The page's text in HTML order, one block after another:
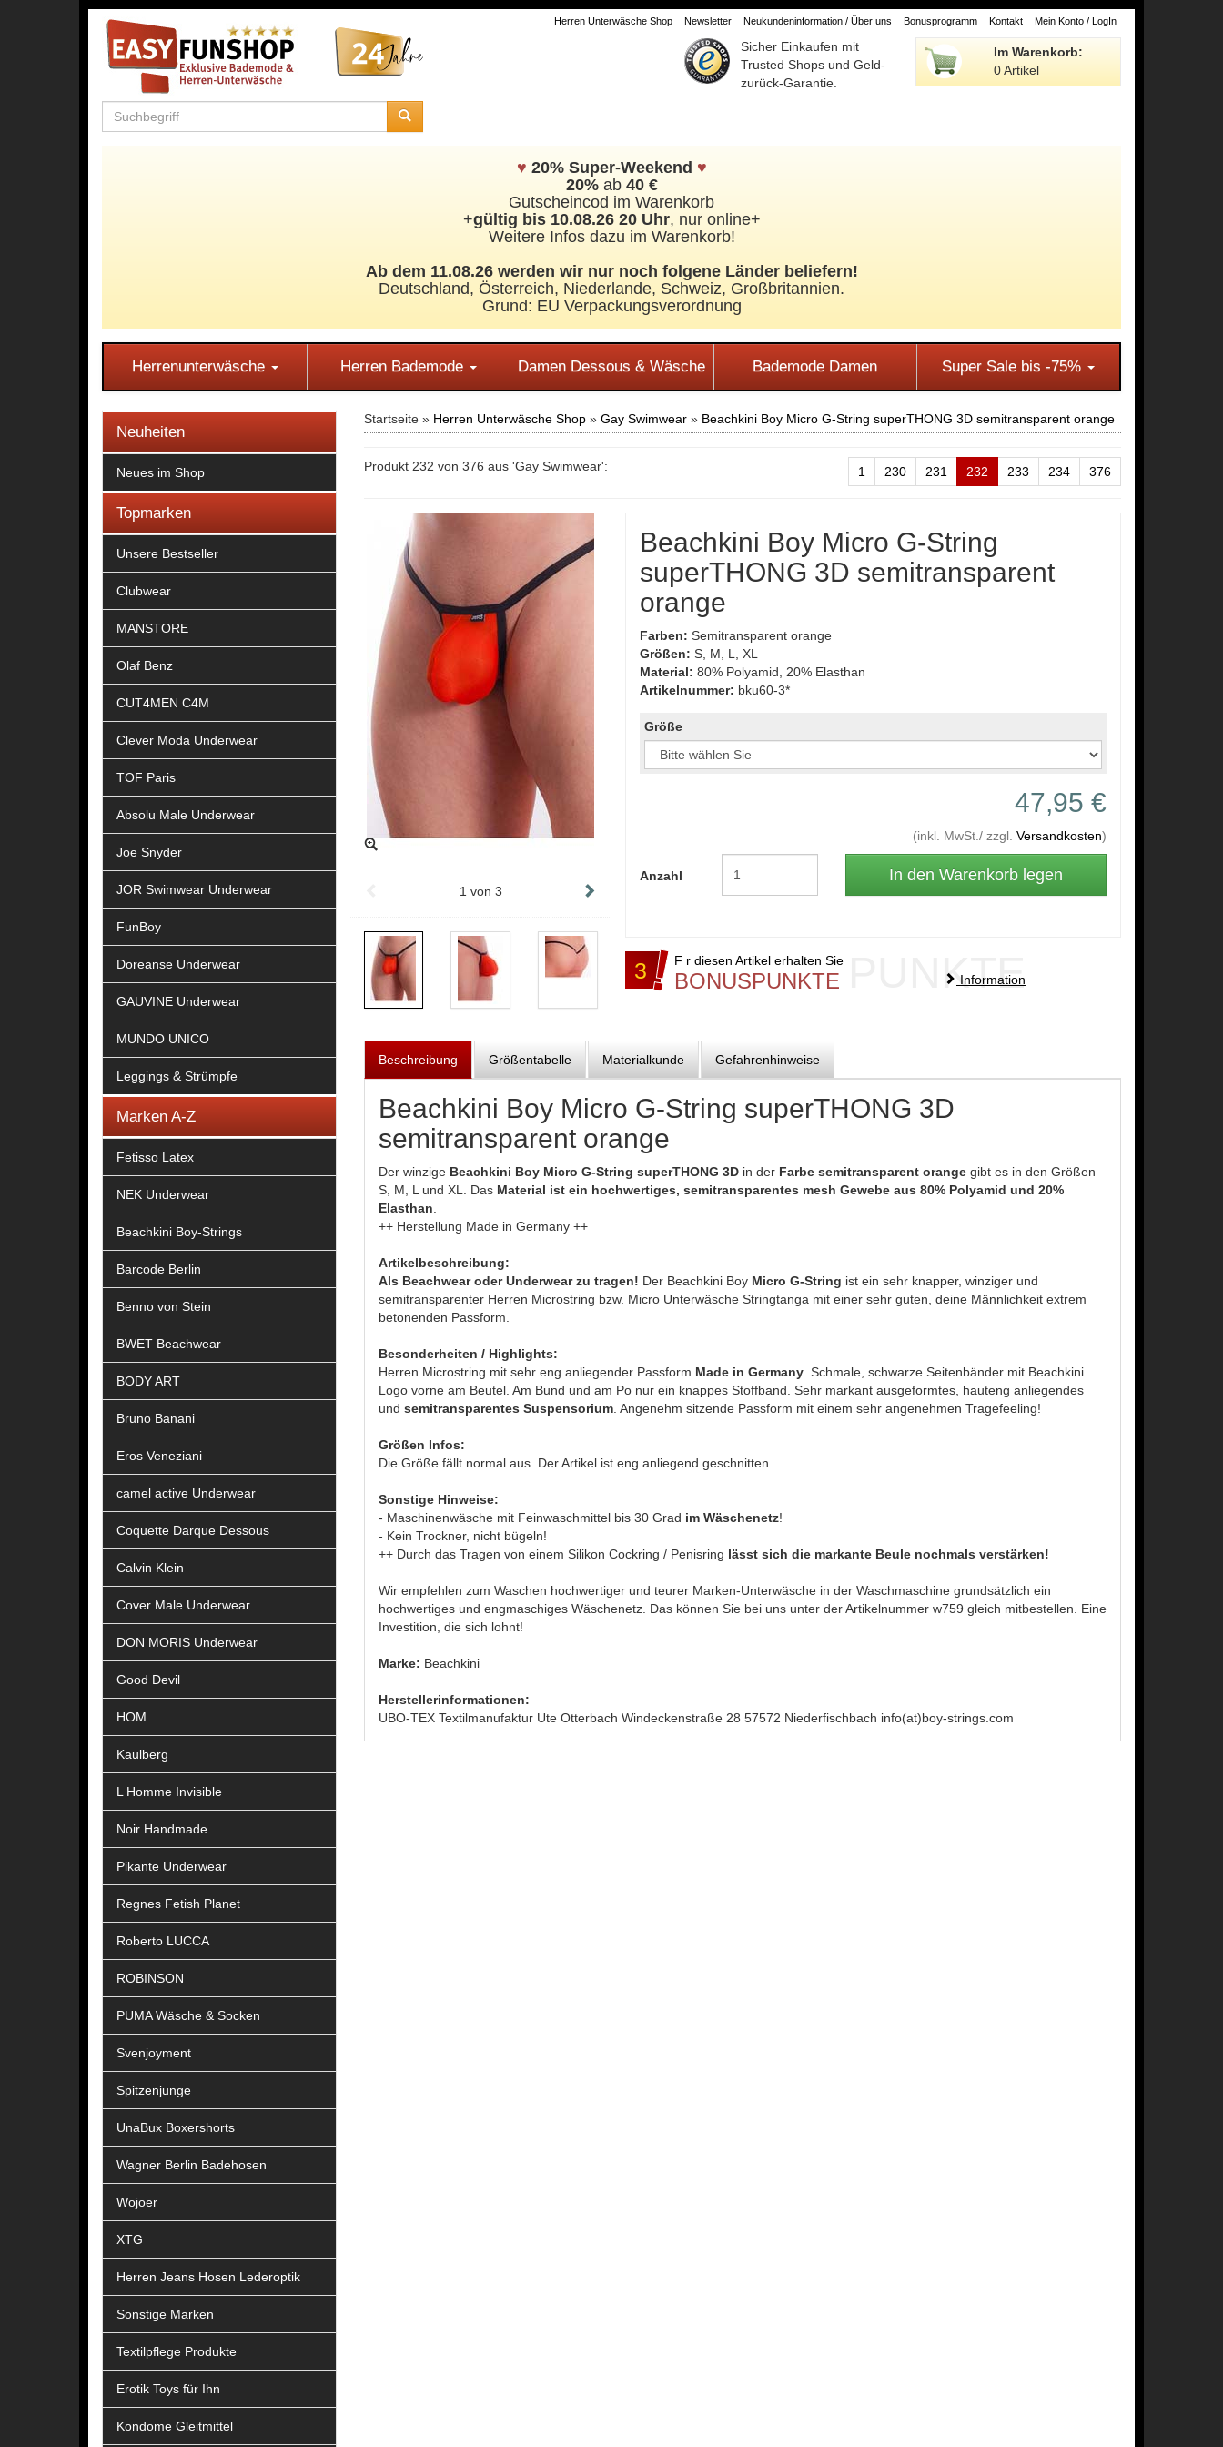
Herren Unterwäsche Shop Newsletter Neukundeninformation / Über uns Bonusprogramm Kontakt Mein Konto / LogIn
Sicher Einkaufen mit
Trusted Shops und Geld-
zurück-Garantie.
Im Warenkorb:
0 Artikel
♥ 20% Super-Weekend ♥
20%ab 40 €
Gutscheincod im Warenkorb
+gültig bis 10.08.26 20 Uhr, nur online+
Weitere Infos dazu im Warenkorb!
Ab dem 11.08.26 werden wir nur noch folgene Länder beliefern!
Deutschland, Österreich, Niederlande, Schweiz, Großbritannien.
Grund: EU Verpackungsverordnung
Herrenunterwäsche Herren Bademode Damen Dessous & Wäsche Bademode Damen Super Sale bis -75%
Neuheiten
Neues im Shop
Topmarken
Unsere Bestseller
Clubwear
MANSTORE
Olaf Benz
CUT4MEN C4M
Clever Moda Underwear
TOF Paris
Absolu Male Underwear
Joe Snyder
JOR Swimwear Underwear
FunBoy
Doreanse Underwear
GAUVINE Underwear
MUNDO UNICO
Leggings & Strümpfe
Marken A-Z
Fetisso Latex
NEK Underwear
Beachkini Boy-Strings
Barcode Berlin
Benno von Stein
BWET Beachwear
BODY ART
Bruno Banani
Eros Veneziani
camel active Underwear
Coquette Darque Dessous
Calvin Klein
Cover Male Underwear
DON MORIS Underwear
Good Devil
HOM
Kaulberg
L Homme Invisible
Noir Handmade
Pikante Underwear
Regnes Fetish Planet
Roberto LUCCA
ROBINSON
PUMA Wäsche & Socken
Svenjoyment
Spitzenjunge
UnaBux Boxershorts
Wagner Berlin Badehosen
Wojoer
XTG
Herren Jeans Hosen Lederoptik
Sonstige Marken
Textilpflege Produkte
Erotik Toys für Ihn
Kondome Gleitmittel
Startseite » Herren Unterwäsche Shop » Gay Swimwear» Beachkini Boy Micro G-String superTHONG 3D semitransparent orange
Produkt 232 von 376 aus 'Gay Swimwear': 1 230 231 232 233 234 376
1 von 3
Beachkini Boy Micro G-String
superTHONG 3D semitransparent
orange
Farben: Semitransparent orange
Größen: S, M, L, XL
Material: 80% Polyamid, 20% Elasthan
Artikelnummer: bku60-3*
Größe
47,95 €
(inkl. MwSt./ zzgl. Versandkosten)
Anzahl
3 F r diesen Artikel erhalten Sie
BONUSPUNKTE PUNKTE
Information
Beschreibung Größentabelle Materialkunde Gefahrenhinweise
Beachkini Boy Micro G-String superTHONG 3D
semitransparent orange
Der winzige Beachkini Boy Micro G-String superTHONG 3Din der Farbe semitransparent orange gibt es in den Größen
S, M, L und XL. Das Material ist ein hochwertiges, semitransparentes mesh Gewebe aus 80% Polyamid und 20%
Elasthan
++ Herstellung Made in Germany ++
Artikelbeschreibung:
Als Beachwear oder Underwear zu tragen! Der Beachkini Boy Micro G-String ist ein sehr knapper, winziger und
semitransparenter Herren Microstring bzw. Micro Unterwäsche Stringtanga mit einer sehr guten, deine Männlichkeit extrem
betonenden Passform.
Besonderheiten / Highlights:
Herren Microstring mit sehr eng anliegender Passform Made in Germany. Schmale, schwarze Seitenbänder mit Beachkini
Logo vorne am Beutel. Am Bund und am Po nur ein knappes Stoffband. Sehr markant ausgeformtes, hauteng anliegendes
und semitransparentes Suspensorium. Angenehm sitzende Passform mit einem sehr angenehmen Tragefeeling!
Größen Infos:
Die Größe fällt normal aus. Der Artikel ist eng anliegend geschnitten.
Sonstige Hinweise:
- Maschinenwäsche mit Feinwaschmittel bis 30 Grad im Wäschenetz!
- Kein Trockner, nicht bügeln!
++ Durch das Tragen von einem Silikon Cockring / Penisring lässt sich die markante Beule nochmals verstärken!
Wir empfehlen zum Waschen hochwertiger und teurer Marken-Unterwäsche in der Waschmaschine grundsätzlich ein
hochwertiges und engmaschiges Wäschenetz. Das können Sie bei uns unter der Artikelnummer w759 gleich mitbestellen. Eine
Investition, die sich lohnt!
Marke: Beachkini
Herstellerinformationen:
UBO-TEX Textilmanufaktur Ute Otterbach Windeckenstraße 28 57572 Niederfischbach info(at)boy-strings.com